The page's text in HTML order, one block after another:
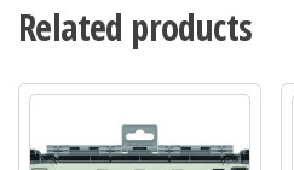
Related products